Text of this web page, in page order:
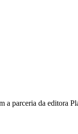
a parceria da editora